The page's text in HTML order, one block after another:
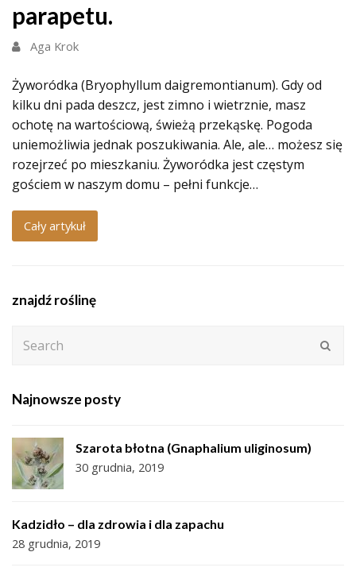
parapetu.
Aga Krok
Żyworódka (Bryophyllum daigremontianum). Gdy od
kilku dni pada deszcz, jest zimno i wietrznie, masz
ochotę na wartościową, świeżą przekąskę. Pogoda
uniemożliwia jednak poszukiwania. Ale, ale… możesz się
rozejrzeć po mieszkaniu. Żyworódka jest częstym
gościem w naszym domu – pełni funkcje…
Cały artykuł
znajdź roślinę
Najnowsze posty
Szarota błotna (Gnaphalium uliginosum)
30 grudnia, 2019
Kadzidło – dla zdrowia i dla zapachu
28 grudnia, 2019